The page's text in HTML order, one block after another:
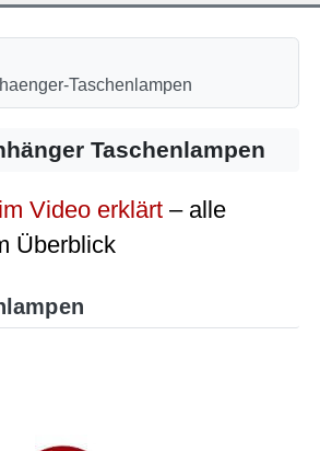
Taschenlampen
Taschenlampen
Video erklärt – alle
Überblick